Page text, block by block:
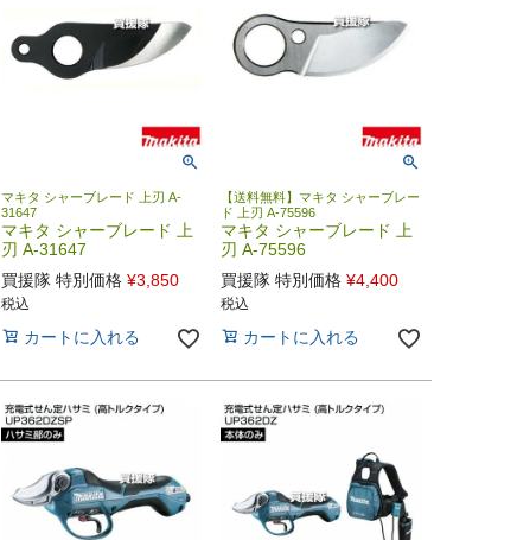
マキタ シャーブレード 上刃 A-
31647
マキタ シャーブレード 上
刃 A-31647
買援隊 特別価格 ¥3,850
税込
カートに入れる
【送料無料】マキタ シャーブレー
ド 上刃 A-75596
マキタ シャーブレード 上
刃 A-75596
買援隊 特別価格 ¥4,400
税込
カートに入れる